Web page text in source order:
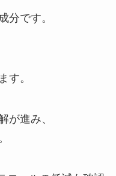
分です。
す。
が進み、